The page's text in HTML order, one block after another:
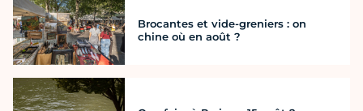
Brocantes et vide-greniers : on
chine où en août ?